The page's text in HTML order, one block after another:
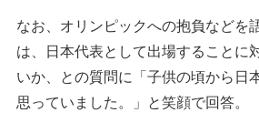
なお、オリンピックへの抱負などを
は、日本代表として出場することに
いか、との質問に「子供の頃から日
思っていました。」と笑顔で回答。